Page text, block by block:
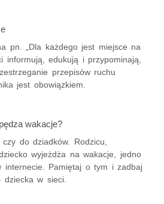
pn. „Dla każdego jest miejsce na
informują, edukują i przypominają,
przepisów ruchu
jest obowiązkiem.
wakacje?
do dziadków. Rodzicu,
wyjeżdża na wakacje, jedno
Pamiętaj o tym i zadbaj
w sieci.